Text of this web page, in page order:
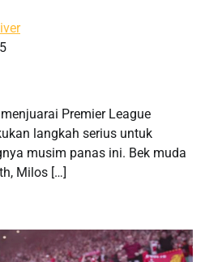
Premier League
langkah serius untuk
musim panas ini. Bek muda
Milos […]